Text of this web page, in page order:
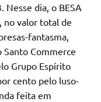
Nesse dia, o BESA
no valor total de
fantasma,
Santo Commerce
Grupo Espírito
cento pelo luso-
feita em